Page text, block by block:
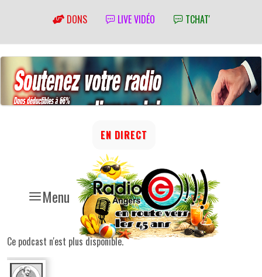
DONS LIVE VIDÉO TCHAT'
Menu
EN DIRECT
Ce podcast n'est plus disponible.